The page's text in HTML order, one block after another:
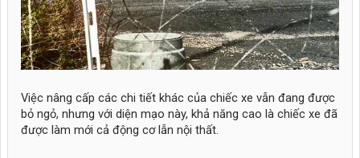
Việc nâng cấp các chi tiết khác của chiếc xe vẫn đang được
bỏ ngỏ, nhưng với diện mạo này, khả năng cao là chiếc xe đã
được làm mới cả động cơ lẫn nội thất.